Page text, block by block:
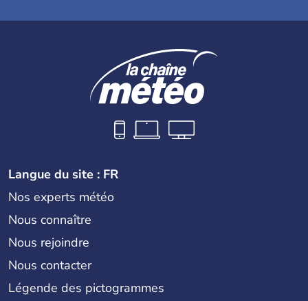
Langue du site : FR
Nos experts météo
Nous connaître
Nous rejoindre
Nous contacter
Légende des pictogrammes